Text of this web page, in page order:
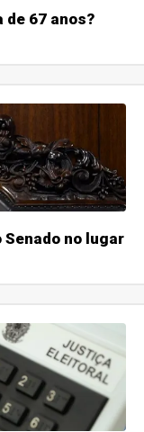
de 67 anos?
no lugar